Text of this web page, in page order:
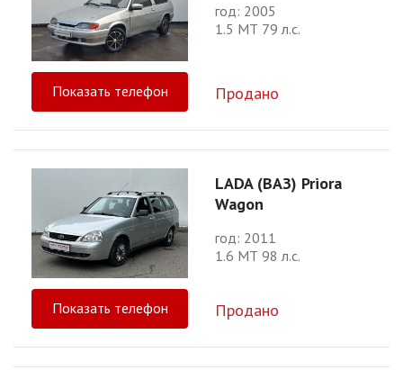
год: 2005
1.5 МТ 79 л.с.
Показать телефон Продано
LADA (ВАЗ) Priora
Wagon
год: 2011
1.6 МТ 98 л.с.
Показать телефон Продано